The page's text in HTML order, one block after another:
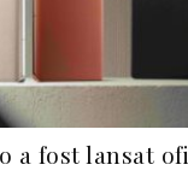
a fost lansat